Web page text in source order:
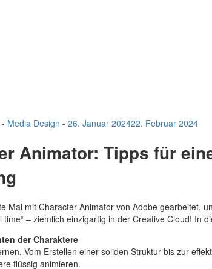
- Media Design - 26. Januar 202422. Februar 2024
Animator: Tipps für
Mal mit Character Animator von Adobe gearbeitet,
time“ – ziemlich einzigartig in der Creative Cloud! In
der Charaktere
Vom Erstellen einer soliden Struktur bis zur
flüssig animieren.